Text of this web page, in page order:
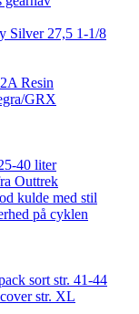
Silver 27,5 1-1/8
Resin
GRX
40 liter
Outtrek
kulde med stil
på cyklen
sort str. 41-44
str. XL